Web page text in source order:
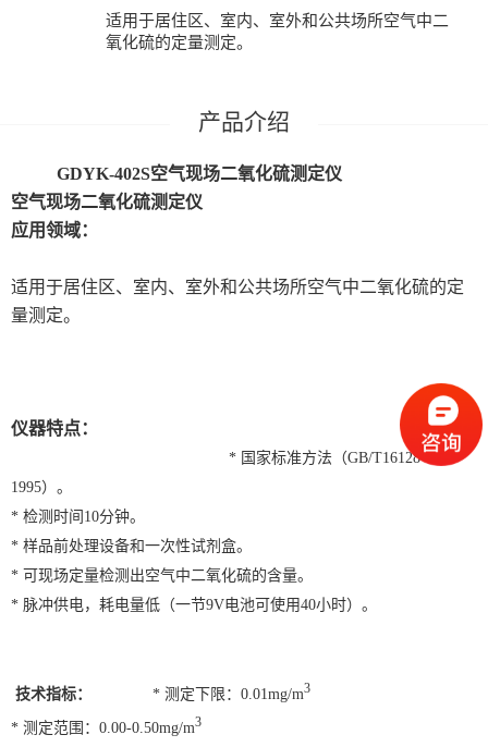
适用于居住区、室内、室外和公共场所空气中二
氧化硫的定量测定。
GDYK-402S空气现场二氧化硫测定仪
空气现场二氧化硫测定仪
应用领域：
适用于居住区、室内、室外和公共场所空气中二氧化硫的定
量测定。
仪器特点：
* 国家标准方法（GB/T16128-
1995）。
* 检测时间10分钟。
* 样品前处理设备和一次性试剂盒。
* 可现场定量检测出空气中二氧化硫的含量。
* 脉冲供电，耗电量低（一节9V电池可使用40小时）。
技术指标： * 测定下限：0.01mg/m3
* 测定范围：0.00-0.50mg/m3